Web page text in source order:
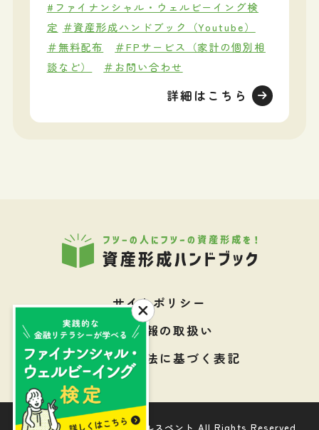
#ファイナンシャル・ウェルビーイング検
定 ＃資産形成ハンドブック（Youtube）
＃無料配布
＃FPサービス（家計の個別相
談など）
＃お問い合わせ
詳細はこちら
サイトポリシー
個人情報の取扱い
特定商取引法に基づく表記